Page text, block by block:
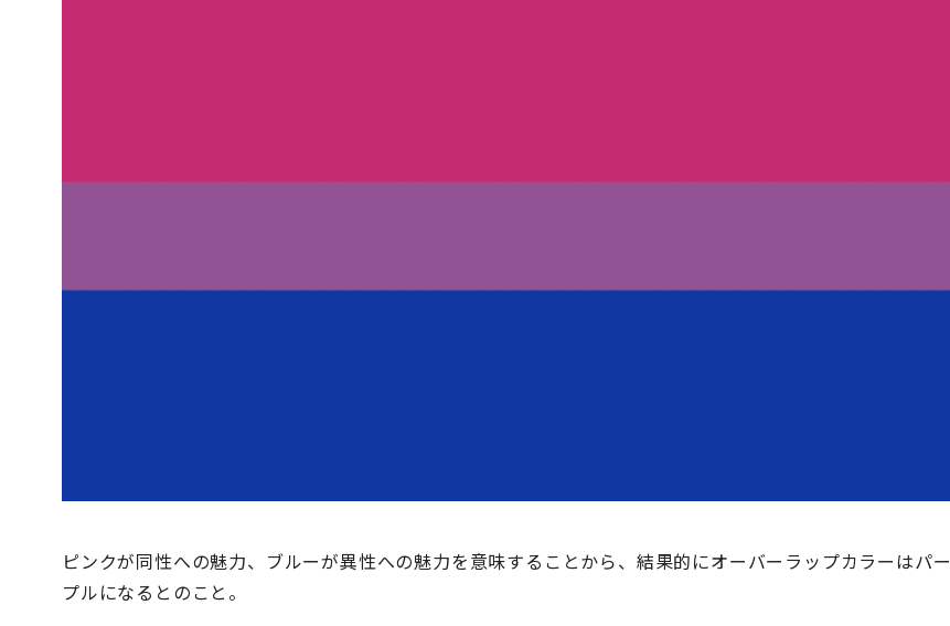
ピンクが同性への魅力、ブルーが異性への魅力を意味することから、結果的にオーバーラップカラーはパー
プルになるとのこと。